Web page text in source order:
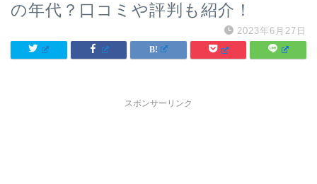
の年代？口コミや評判も紹介！
2023年6月27日
スポンサーリンク